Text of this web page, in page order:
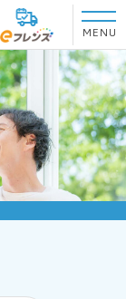
MENU